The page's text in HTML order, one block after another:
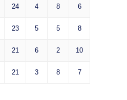
24 4 8 6
23 5 5 8
21 6 2 10
21 3 8 7